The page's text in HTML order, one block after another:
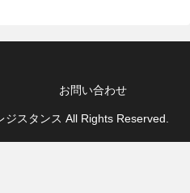
お問い合わせ
スタンス All Rights Reserved.